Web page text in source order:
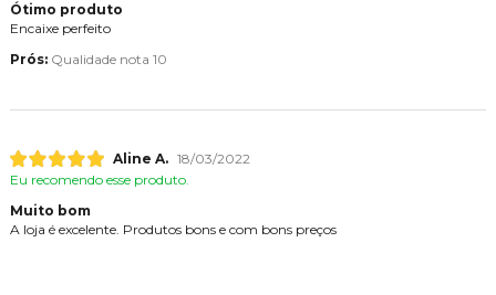
Ótimo produto
Encaixe perfeito
Prós: Qualidade nota 10
Aline A. 18/03/2022
Eu recomendo esse produto.
Muito bom
A loja é excelente. Produtos bons e com bons preços